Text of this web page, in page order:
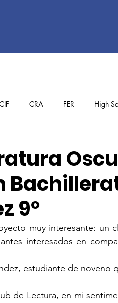
CIF CRA FER High
9º
muy interesante: un
interesados en
estudiante de noveno
de Lectura, en mi